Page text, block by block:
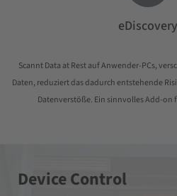
eDiscovery
Scannt Data at Rest auf Anwender-PCs,
Daten, reduziert das dadurch entstehende
Datenverstöße. Ein sinnvolles Add-
Device Control